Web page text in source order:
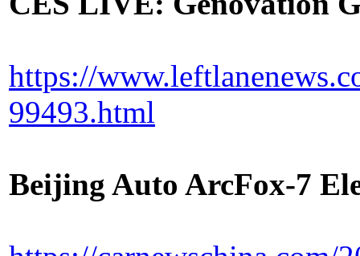
https://
99493.html
Beijing Auto ArcFox-7